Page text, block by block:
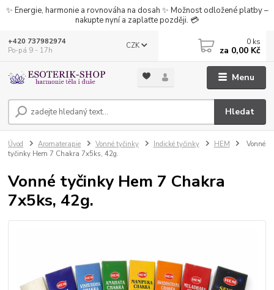
✨ Energie, harmonie a rovnováha na dosah ✨ Možnost odložené platby –
nakupte nyní a zaplaťte později. 💳
Menu
CZK
Hledat
+420 737982974
Po-pá 9 - 17h
0 ks
za 0,00 Kč
Úvod Aromaterapie Vonné tyčinky Indické tyčinky HEM
Vonné
tyčinky Hem 7 Chakra 7x5ks, 42g.
Vonné tyčinky Hem 7 Chakra
7x5ks, 42g.